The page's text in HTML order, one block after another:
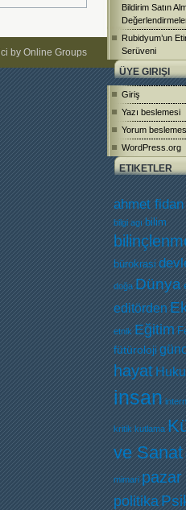
Bildirim Satın
Rubidyum’un
Serüveni
ÜYE GIRIŞI
Giriş
Yazı beslemesi
Yorum
WordPress.org
ETIKETLER
ahmet fidan
bilgi agı bilim
bürokrasi
doğa Dünya
editörden
etnik Eğitim
fütüroloji
hayat
insan
kritik kutlama
ve Sanat
mimari pazar
politika
by Online Groups